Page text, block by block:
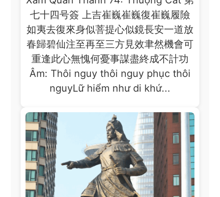
七十四号簽 上吉崔巍崔巍復崔巍履險
如夷去復來身似菩提心似鏡長安一道放
春歸碧仙注至再至三方見效聿然機會可
重逢此心無愧何憂事謀盡終成不計功
Âm: Thôi nguy thôi nguy phục thôi
nguyLữ hiểm như di khứ...